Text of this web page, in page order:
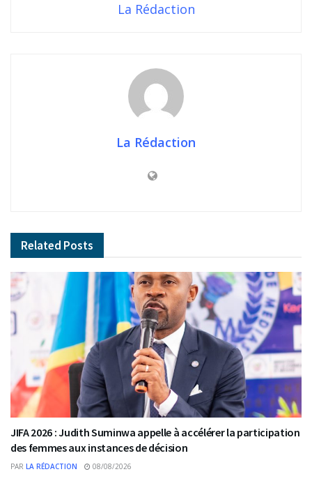
La Rédaction
La Rédaction
Related Posts
JIFA 2026 : Judith Suminwa appelle à accélérer la participation
des femmes aux instances de décision
PAR LA RÉDACTION 08/08/2026